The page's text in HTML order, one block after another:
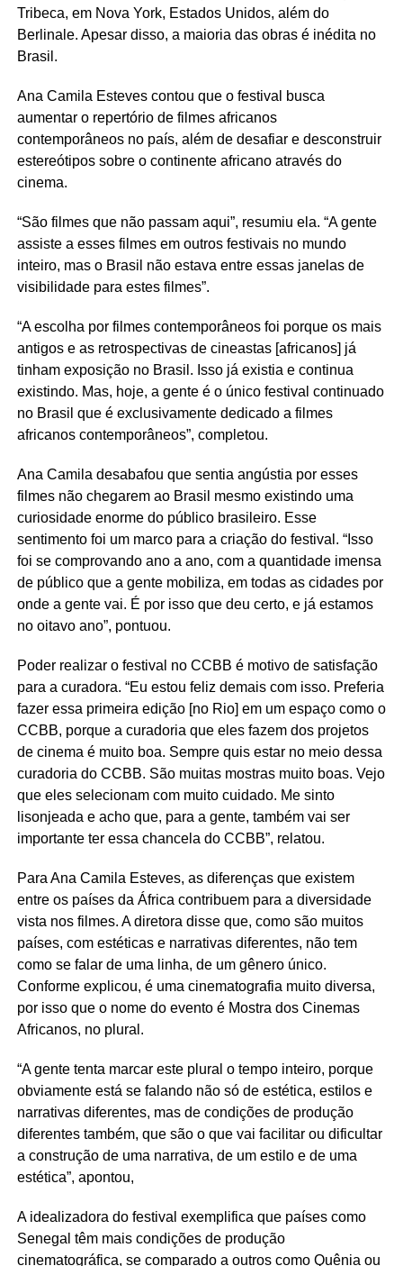
Tribeca, em Nova York, Estados Unidos, além do
Berlinale. Apesar disso, a maioria das obras é inédita no
Brasil.
Ana Camila Esteves contou que o festival busca
aumentar o repertório de filmes africanos
contemporâneos no país, além de desafiar e desconstruir
estereótipos sobre o continente africano através do
cinema.
“São filmes que não passam aqui”, resumiu ela. “A gente
assiste a esses filmes em outros festivais no mundo
inteiro, mas o Brasil não estava entre essas janelas de
visibilidade para estes filmes”.
“A escolha por filmes contemporâneos foi porque os mais
antigos e as retrospectivas de cineastas [africanos] já
tinham exposição no Brasil. Isso já existia e continua
existindo. Mas, hoje, a gente é o único festival continuado
no Brasil que é exclusivamente dedicado a filmes
africanos contemporâneos”, completou.
Ana Camila desabafou que sentia angústia por esses
filmes não chegarem ao Brasil mesmo existindo uma
curiosidade enorme do público brasileiro. Esse
sentimento foi um marco para a criação do festival. “Isso
foi se comprovando ano a ano, com a quantidade imensa
de público que a gente mobiliza, em todas as cidades por
onde a gente vai. É por isso que deu certo, e já estamos
no oitavo ano”, pontuou.
Poder realizar o festival no CCBB é motivo de satisfação
para a curadora. “Eu estou feliz demais com isso. Preferia
fazer essa primeira edição [no Rio] em um espaço como o
CCBB, porque a curadoria que eles fazem dos projetos
de cinema é muito boa. Sempre quis estar no meio dessa
curadoria do CCBB. São muitas mostras muito boas. Vejo
que eles selecionam com muito cuidado. Me sinto
lisonjeada e acho que, para a gente, também vai ser
importante ter essa chancela do CCBB”, relatou.
Para Ana Camila Esteves, as diferenças que existem
entre os países da África contribuem para a diversidade
vista nos filmes. A diretora disse que, como são muitos
países, com estéticas e narrativas diferentes, não tem
como se falar de uma linha, de um gênero único.
Conforme explicou, é uma cinematografia muito diversa,
por isso que o nome do evento é Mostra dos Cinemas
Africanos, no plural.
“A gente tenta marcar este plural o tempo inteiro, porque
obviamente está se falando não só de estética, estilos e
narrativas diferentes, mas de condições de produção
diferentes também, que são o que vai facilitar ou dificultar
a construção de uma narrativa, de um estilo e de uma
estética”, apontou,
A idealizadora do festival exemplifica que países como
Senegal têm mais condições de produção
cinematográfica, se comparado a outros como Quênia ou